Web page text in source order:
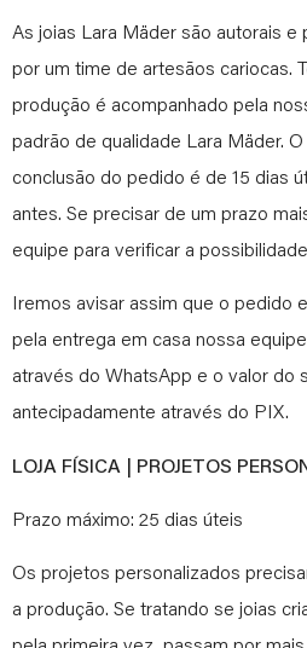
As joias Lara Mäder são autorais e
por um time de artesãos cariocas.
produção é acompanhado pela
padrão de qualidade Lara Mäder.
conclusão do pedido é de 15 dias
antes. Se precisar de um prazo
equipe para verificar a
Iremos avisar assim que o pedido
pela entrega em casa nossa
através do WhatsApp e o valor do
antecipadamente através do PIX.
LOJA FÍSICA | PROJETOS
Prazo máximo: 25 dias úteis
Os projetos personalizados
a produção. Se tratando se joias